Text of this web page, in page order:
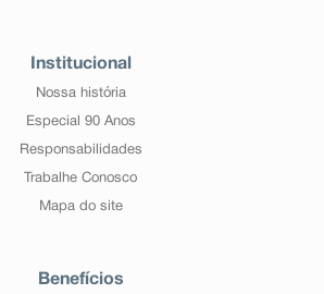
Institucional
Nossa história
Especial 90 Anos
Responsabilidades
Trabalhe Conosco
Mapa do site
Benefícios